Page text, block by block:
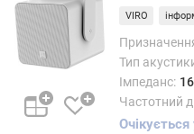
в
д
г
VIRO
Тип
Імпеданс:
Частотний